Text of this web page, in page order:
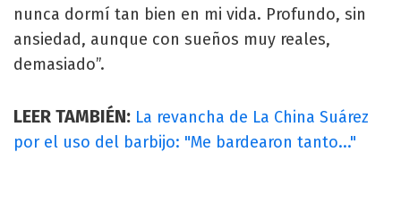
nunca dormí tan bien en mi vida. Profundo, sin
ansiedad, aunque con sueños muy reales,
demasiado”.
LEER TAMBIÉN: La revancha de La China Suárez
por el uso del barbijo: "Me bardearon tanto..."